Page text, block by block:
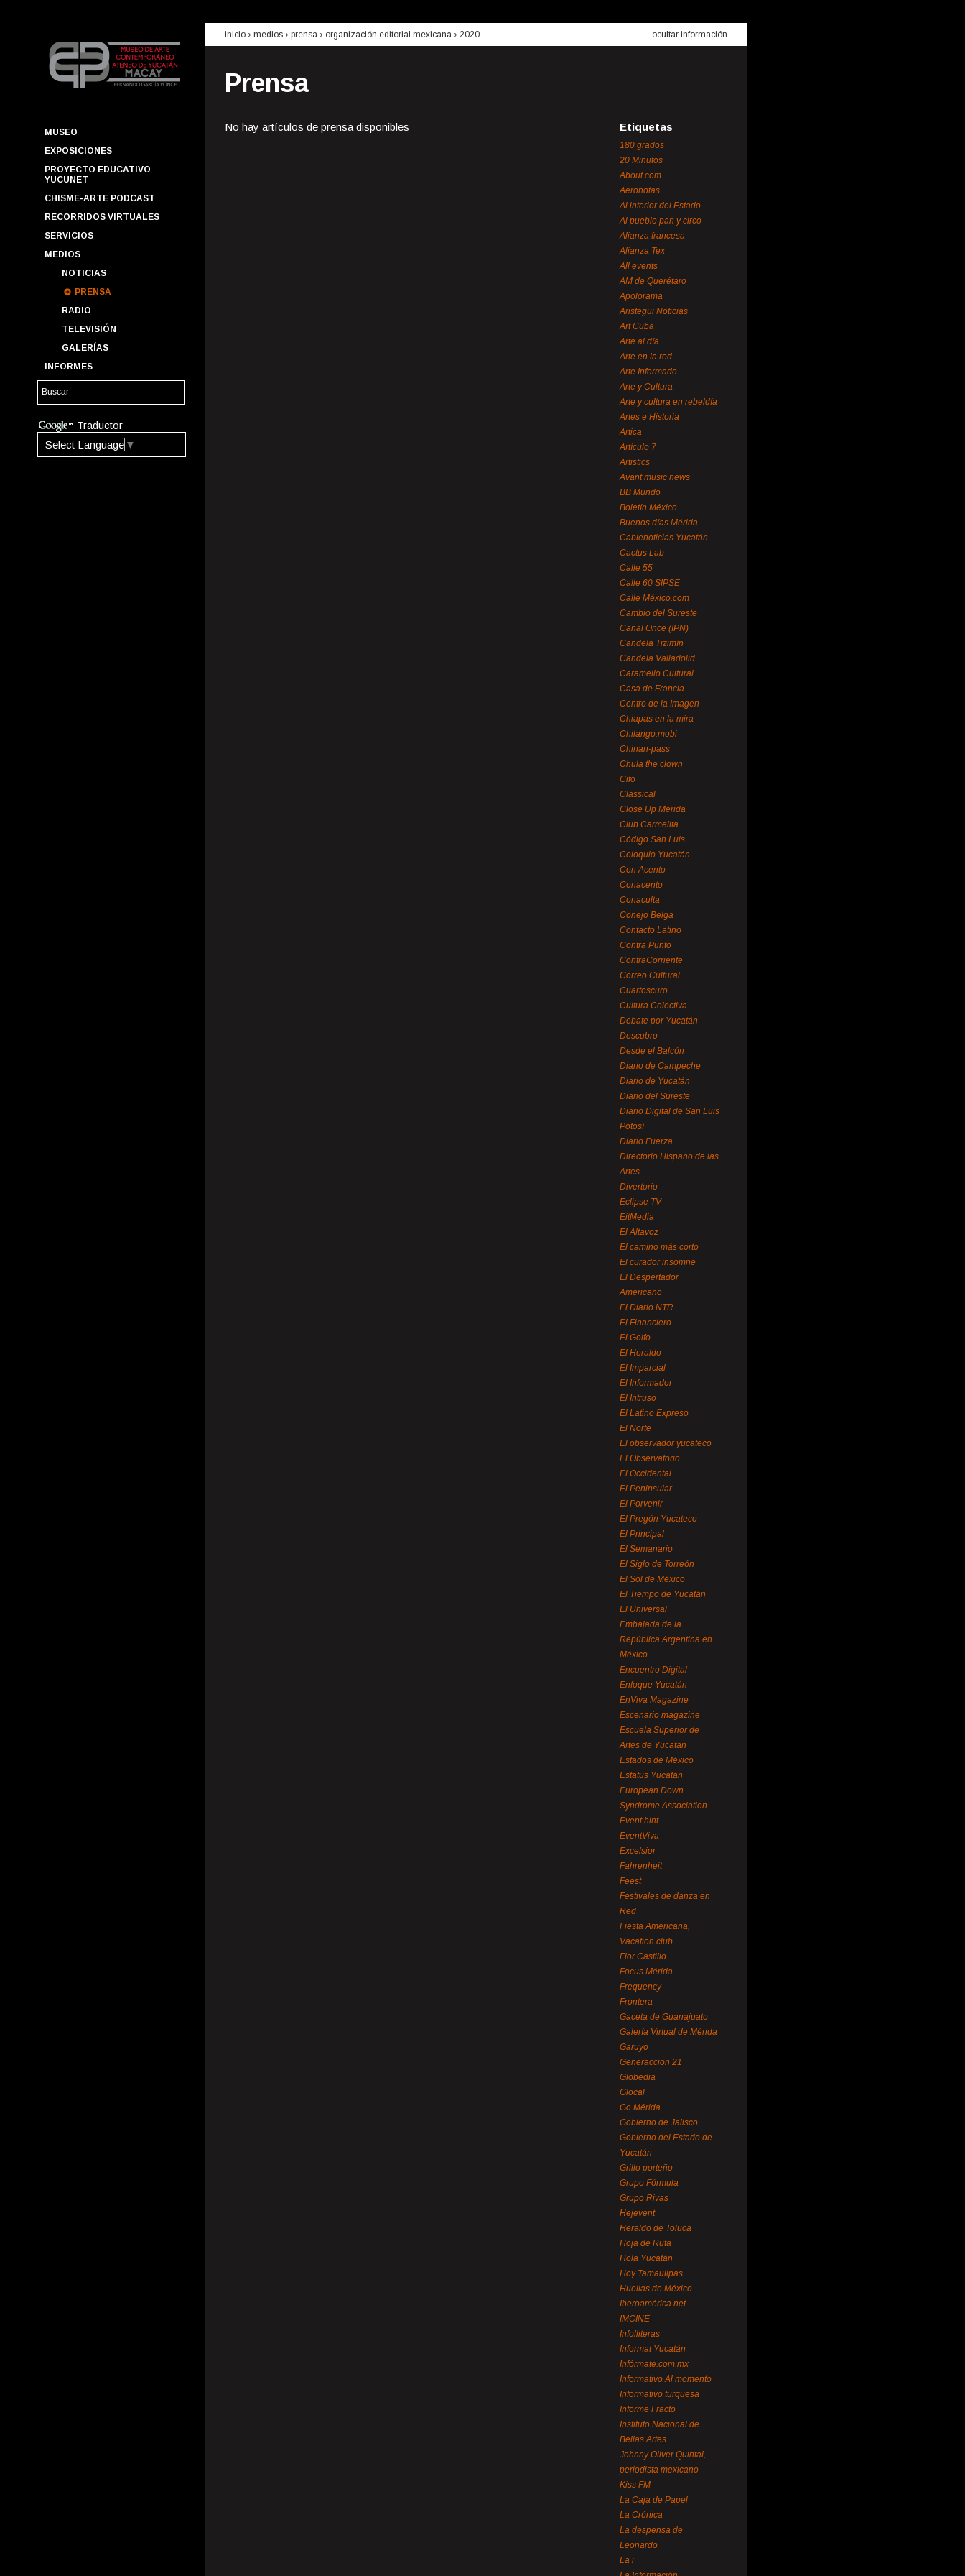
MUSEO
EXPOSICIONES
PROYECTO EDUCATIVO
YUCUNET
CHISME-ARTE PODCAST
RECORRIDOS VIRTUALES
SERVICIOS
MEDIOS
NOTICIAS
PRENSA
RADIO
TELEVISIÓN
GALERÍAS
INFORMES
Traductor
Select Language ▼
inicio › medios › prensa › organización editorial mexicana › 2020 ocultar información
Prensa
No hay artículos de prensa disponibles Etiquetas
180 grados
20 Minutos
About.com
Aeronotas
Al interior del Estado
Al pueblo pan y circo
Alianza francesa
Alianza Tex
All events
AM de Querétaro
Apolorama
Aristegui Noticias
Art Cuba
Arte al día
Arte en la red
Arte Informado
Arte y Cultura
Arte y cultura en rebeldía
Artes e Historia
Artica
Artículo 7
Artistics
Avant music news
BB Mundo
Boletín México
Buenos días Mérida
Cablenoticias Yucatán
Cactus Lab
Calle 55
Calle 60 SIPSE
Calle México.com
Cambio del Sureste
Canal Once (IPN)
Candela Tizimín
Candela Valladolid
Caramello Cultural
Casa de Francia
Centro de la Imagen
Chiapas en la mira
Chilango.mobi
Chinan-pass
Chula the clown
Cifo
Classical
Close Up Mérida
Club Carmelita
Código San Luis
Coloquio Yucatán
Con Acento
Conacento
Conaculta
Conejo Belga
Contacto Latino
Contra Punto
ContraCorriente
Correo Cultural
Cuartoscuro
Cultura Colectiva
Debate por Yucatán
Descubro
Desde el Balcón
Diario de Campeche
Diario de Yucatán
Diario del Sureste
Diario Digital de San Luis
Potosí
Diario Fuerza
Directorio Hispano de las
Artes
Divertorio
Eclipse TV
EitMedia
El Altavoz
El camino más corto
El curador insomne
El Despertador
Americano
El Diario NTR
El Financiero
El Golfo
El Heraldo
El Imparcial
El Informador
El Intruso
El Latino Expreso
El Norte
El observador yucateco
El Observatorio
El Occidental
El Peninsular
El Porvenir
El Pregón Yucateco
El Principal
El Semanario
El Siglo de Torreón
El Sol de México
El Tiempo de Yucatán
El Universal
Embajada de la
República Argentina en
México
Encuentro Digital
Enfoque Yucatán
EnViva Magazine
Escenario magazine
Escuela Superior de
Artes de Yucatán
Estados de México
Estatus Yucatán
European Down
Syndrome Association
Event hint
EventViva
Excelsior
Fahrenheit
Feest
Festivales de danza en
Red
Fiesta Americana,
Vacation club
Flor Castillo
Focus Mérida
Frequency
Frontera
Gaceta de Guanajuato
Galería Virtual de Mérida
Garuyo
Generaccion 21
Globedia
Glocal
Go Mérida
Gobierno de Jalisco
Gobierno del Estado de
Yucatán
Grillo porteño
Grupo Fórmula
Grupo Rivas
Hejevent
Heraldo de Toluca
Hoja de Ruta
Hola Yucatán
Hoy Tamaulipas
Huellas de México
Iberoamérica.net
IMCINE
Infolliteras
Informat Yucatán
Infórmate.com.mx
Informativo Al momento
Informativo turquesa
Informe Fracto
Instituto Nacional de
Bellas Artes
Johnny Oliver Quintal,
periodista mexicano
Kiss FM
La Caja de Papel
La Crónica
La despensa de
Leonardo
La i